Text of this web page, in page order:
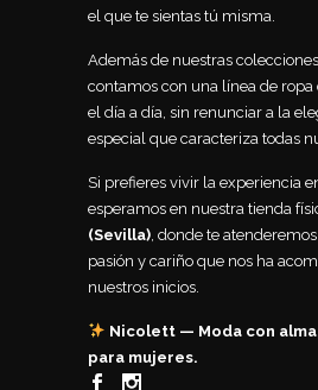
el que te sientas tú misma.
Además de nuestras colecciones
contamos con una línea de ropa
el día a día, sin renunciar a la
especial que caracteriza todas
Si prefieres vivir la experiencia
esperamos en nuestra tienda
(Sevilla) , donde te
pasión y cariño que nos ha
nuestros inicios.
Nicolett — Moda con
para mujeres.